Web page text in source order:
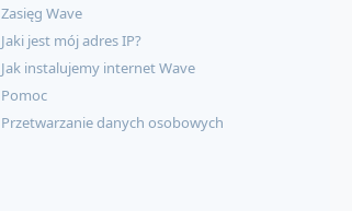
Zasięg Wave
Jaki jest mój adres IP?
Jak instalujemy internet Wave
Pomoc
Przetwarzanie danych osobowych